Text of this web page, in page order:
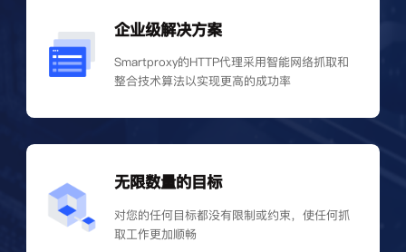
企业级解决方案
Smartproxy的HTTP代理采用智能网络抓取和
整合技术算法以实现更高的成功率
无限数量的目标
对您的任何目标都没有限制或约束，使任何抓
取工作更加顺畅